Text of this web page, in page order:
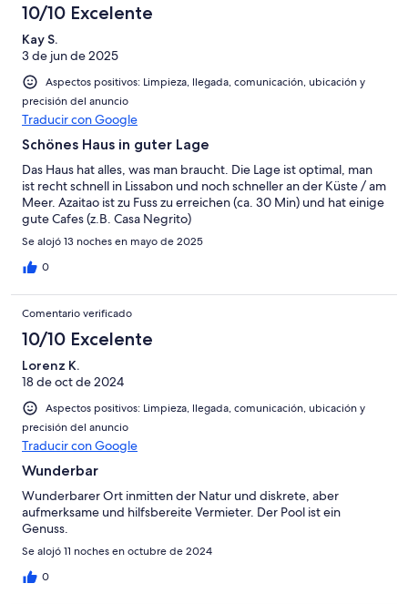
10/10 Excelente
Kay S.
3 de jun de 2025
Aspectos positivos: Limpieza, llegada, comunicación, ubicación y
precisión del anuncio
Traducir con Google
Schönes Haus in guter Lage
Das Haus hat alles, was man braucht. Die Lage ist optimal, man
ist recht schnell in Lissabon und noch schneller an der Küste / am
Meer. Azaitao ist zu Fuss zu erreichen (ca. 30 Min) und hat einige
gute Cafes (z.B. Casa Negrito)
Se alojó 13 noches en mayo de 2025
0
Comentario verificado
10/10 Excelente
Lorenz K.
18 de oct de 2024
Aspectos positivos: Limpieza, llegada, comunicación, ubicación y
precisión del anuncio
Traducir con Google
Wunderbar
Wunderbarer Ort inmitten der Natur und diskrete, aber
aufmerksame und hilfsbereite Vermieter. Der Pool ist ein
Genuss.
Se alojó 11 noches en octubre de 2024
0